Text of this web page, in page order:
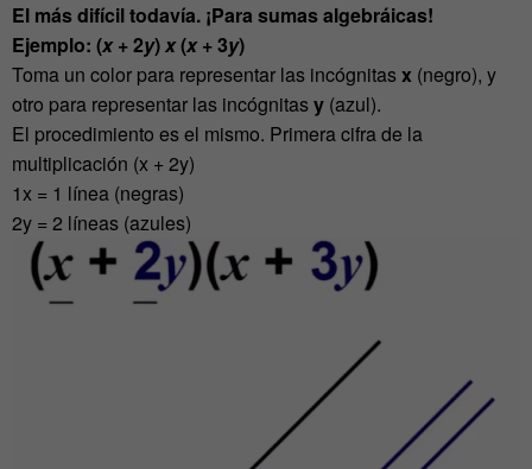
El más difícil todavía. ¡Para sumas algebráicas!
Ejemplo: (x+ 2y)x(x+ 3y)
Toma un color para representar las incógnitasx (negro), y
otro para representar las incógnitasy (azul).
El procedimiento es el mismo. Primera cifra de la
multiplicación (x + 2y)
1x = 1 línea (negras)
2y = 2 líneas (azules)